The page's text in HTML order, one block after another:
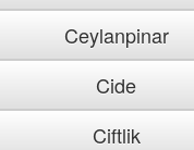
Ceylanpinar
Cide
Ciftlik